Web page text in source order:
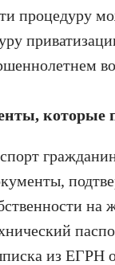
процедуру
которые
на
из ЕГРН о